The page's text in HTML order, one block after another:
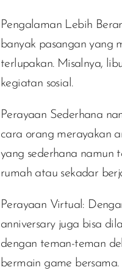
Pengalaman Lebih
banyak pasangan yang
terlupakan. Misalnya,
kegiatan sosial.
Perayaan Sederhana
cara orang merayakan
yang sederhana namun
rumah atau sekadar
Perayaan Virtual:
anniversary juga bisa
dengan teman-teman
bermain game bersama.